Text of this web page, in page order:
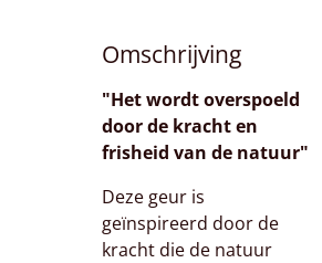
Omschrijving
"Het wordt overspoeld
door de kracht en
frisheid van de natuur"
Deze geur is
geïnspireerd door de
kracht die de natuur